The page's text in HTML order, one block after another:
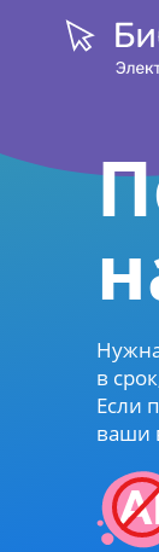
в
Если
ваши